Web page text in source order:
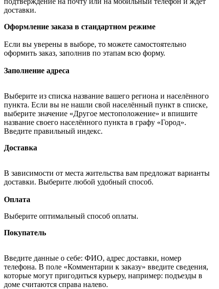
доставки.
Оформление заказа в стандартном режиме
Если вы уверены в выборе, то можете самостоятельно
оформить заказ, заполнив по этапам всю форму.
Заполнение адреса
Выберите из списка название вашего региона и населённого
пункта. Если вы не нашли свой населённый пункт в списке,
выберите значение «Другое местоположение» и впишите
название своего населённого пункта в графу «Город».
Введите правильный индекс.
Доставка
В зависимости от места жительства вам предложат варианты
доставки. Выберите любой удобный способ.
Оплата
Выберите оптимальный способ оплаты.
Покупатель
Введите данные о себе: ФИО, адрес доставки, номер
телефона. В поле «Комментарии к заказу» введите сведения,
которые могут пригодиться курьеру, например: подъезды в
доме считаются справа налево.